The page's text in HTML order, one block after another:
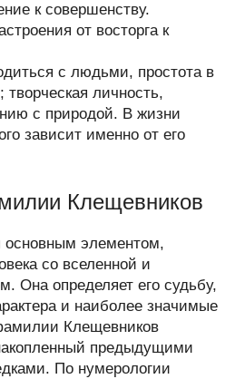
к совершенству.
от восторга к
с людьми, простота в
личность,
с природой. В жизни
зависит именно от его
Клещевников
основным элементом,
со вселенной и
Она определяет его судьбу,
и наиболее значимые
Клещевников
предыдущими
По нумерологии